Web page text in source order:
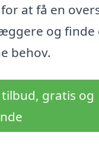
at få en
og
behov.
gratis og